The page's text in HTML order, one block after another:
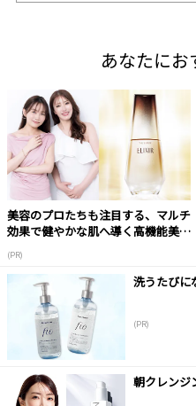
あなたに
美容のプロたちも注目する、マルチ
効果で健やかな肌へ導く高機能美容
(PR)
洗うたびに
(PR)
朝クレンジ